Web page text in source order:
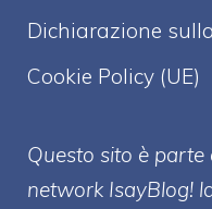
Dichiarazione
Cookie Policy (UE)
Questo sito è parte
network IsayBlog!